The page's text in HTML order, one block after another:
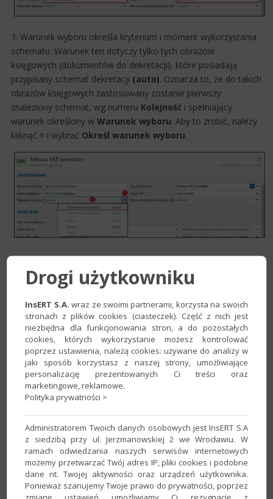
3. Warunek w​​yboru określa kry​terium i moment wykorzystania
schematu. Warunek ten dotyczy tylko tych obrazów
księgowych (dokumentów do dekretacji), które posiadają
przypisany schemat dekretacji (auto). Oznacza to, że do takich
obrazów księgowych zastosowany zostanie pierwszy
znaleziony schemat, wg numeru Kolejność i spełniający
warunek określony w Warunek wyboru. Aby to zrobić, należy
k​liknąć ≡ i wybrać Określ warunek wyboru​.​
4.​​ W sekcjiZapis w EP odznaczyć opcję Tryb automatyczny
a następnie wypełnić pozostałe pola według własnych
preferencji.
5. WybraćStawkę ryczałtu, dla której tworzony jest schemat.
Drogi użytkowniku
InsERT S.A. wraz ze swoimi partnerami, korzysta na swoich
stronach z plików cookies (ciasteczek). Część z nich jest
niezbędna dla funkcjonowania stron, a do pozostałych
cookies, których wykorzystanie możesz kontrolować
poprzez ustawienia, należą cookies: używane do analizy w
jaki sposób korzystasz z naszej strony, umożliwiające
personalizację prezentowanych Ci treści oraz
marketingowe, reklamowe.
Polityka prywatności >
Administratorem Twoich danych osobowych jest InsERT S.A
z siedzibą przy ul. Jerzmanowskiej 2 we Wrocławiu. W
ramach odwiedzania naszych serwisów internetowych
możemy przetwarzać Twój adres IP, pliki cookies i podobne
dane nt. Twojej aktywności oraz urządzeń użytkownika.
Ponieważ szanujemy Twoje prawo do prywatności, poprzez